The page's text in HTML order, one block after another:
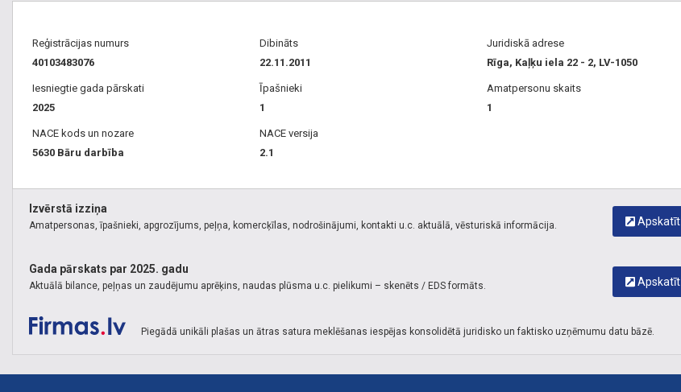
Reģistrācijas numurs
40103483076
Dibināts
22.11.2011
Juridiskā adrese
Rīga, Kaļķu iela 22 - 2, LV-1050
Iesniegtie gada pārskati
2025
Īpašnieki
1
Amatpersonu skaits
1
NACE kods un nozare
5630 Bāru darbība
NACE versija
2.1
Apskatīt
Izvērstā izziņa
Amatpersonas, īpašnieki, apgrozījums, peļņa, komercķīlas, nodrošinājumi, kontakti u.c. aktuālā, vēsturiskā informācija.
Apskatīt
Gada pārskats par 2025. gadu
Aktuālā bilance, peļņas un zaudējumu aprēķins, naudas plūsma u.c. pielikumi – skenēts / EDS formāts.
Piegādā unikāli plašas un ātras satura meklēšanas iespējas konsolidētā juridisko un faktisko uzņēmumu datu bāzē.